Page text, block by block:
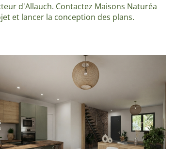
d'Allauch. Contactez Maisons Naturéa
et lancer la conception des plans.